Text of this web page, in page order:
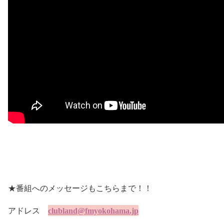
★番組へのメッセージもこちらまで！！
アドレス clubland@fmyokohama.jp